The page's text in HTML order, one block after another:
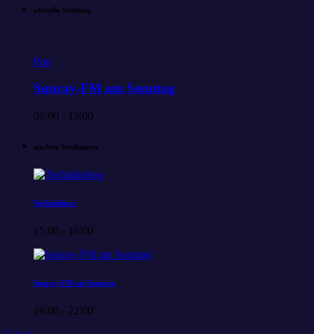
aktuelle Sendung
Pop
Sunray-FM am Sonntag
06:00 - 15:00
nächste Sendungen
Technikshow
15:00 - 16:00
Sunray-FM am Sonntag
16:00 - 22:00